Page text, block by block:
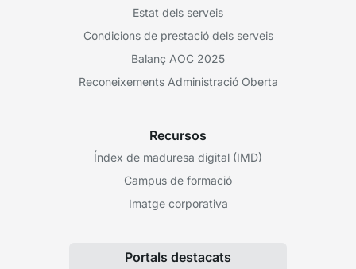
Estat dels serveis
Condicions de prestació dels serveis
Balanç AOC 2025
Reconeixements Administració Oberta
Recursos
Índex de maduresa digital (IMD)
Campus de formació
Imatge corporativa
Portals destacats